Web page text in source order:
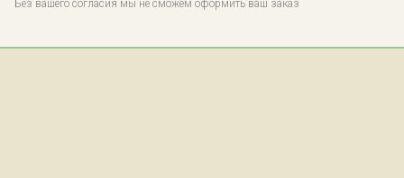
Без вашего согласия мы не сможем оформить ваш заказ